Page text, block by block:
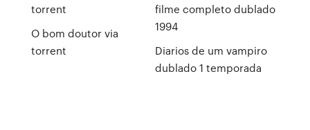
torrent
O bom doutor via
torrent
filme completo dublado
1994
Diarios de um vampiro
dublado 1 temporada